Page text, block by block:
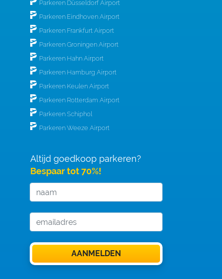
Parkeren Düsseldorf Airport
Parkeren Eindhoven Airport
Parkeren Frankfurt Airport
Parkeren Groningen Airport
Parkeren Hahn Airport
Parkeren Hamburg Airport
Parkeren Keulen Airport
Parkeren Rotterdam Airport
Parkeren Schiphol
Parkeren Weeze Airport
Altijd goedkoop parkeren?
Bespaar tot 70%!